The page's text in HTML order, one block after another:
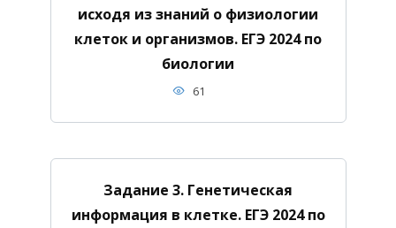
исходя из знаний о физиологии
клеток и организмов. ЕГЭ 2024 по
биологии
61
Задание 3. Генетическая
информация в клетке. ЕГЭ 2024 по